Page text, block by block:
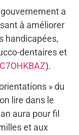
a
à améliorer
handicapées,
dentaires et
).
» du
lire dans le
aura pour fil
et aux